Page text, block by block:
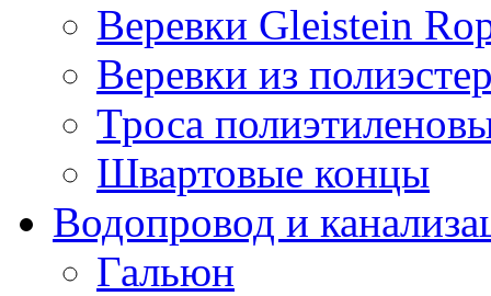
Веревки Gleistein
Веревки из
Троса
Швартовые концы
Водопровод и
Гальюн